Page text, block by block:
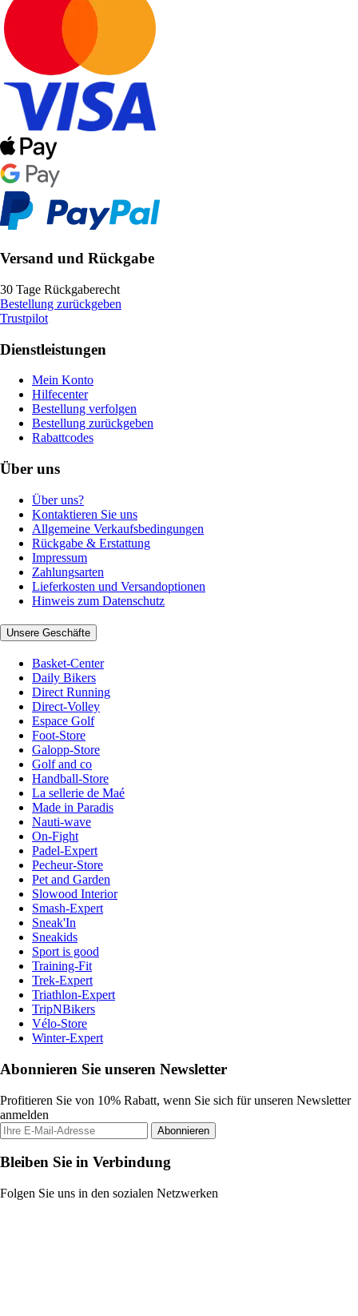
Versand und Rückgabe
30 Tage Rückgaberecht
Bestellung zurückgeben
Trustpilot
Dienstleistungen
Mein Konto
Hilfecenter
Bestellung verfolgen
Bestellung zurückgeben
Rabattcodes
Über uns
Über uns?
Kontaktieren Sie uns
Allgemeine Verkaufsbedingungen
Rückgabe & Erstattung
Impressum
Zahlungsarten
Lieferkosten und Versandoptionen
Hinweis zum Datenschutz
Unsere Geschäfte
Basket-Center
Daily Bikers
Direct Running
Direct-Volley
Espace Golf
Foot-Store
Galopp-Store
Golf and co
Handball-Store
La sellerie de Maé
Made in Paradis
Nauti-wave
On-Fight
Padel-Expert
Pecheur-Store
Pet and Garden
Slowood Interior
Smash-Expert
Sneak'In
Sneakids
Sport is good
Training-Fit
Trek-Expert
Triathlon-Expert
TripNBikers
Vélo-Store
Winter-Expert
Abonnieren Sie unseren Newsletter
Profitieren Sie von 10% Rabatt, wenn Sie sich für unseren Newsletter
anmelden
Abonnieren
Bleiben Sie in Verbindung
Folgen Sie uns in den sozialen Netzwerken